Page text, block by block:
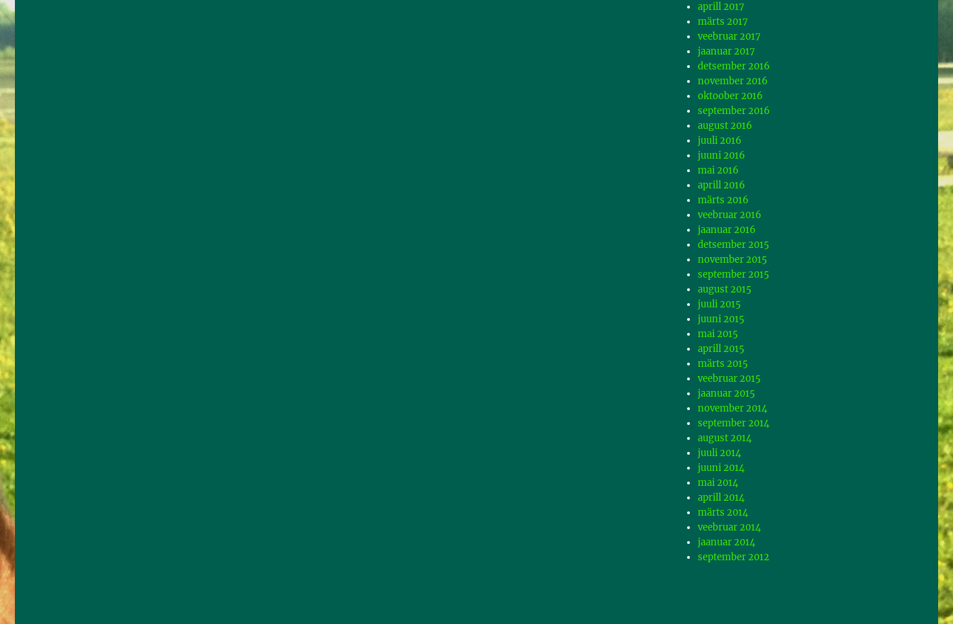
aprill 2017
märts 2017
veebruar 2017
jaanuar 2017
detsember 2016
november 2016
oktoober 2016
september 2016
august 2016
juuli 2016
juuni 2016
mai 2016
aprill 2016
märts 2016
veebruar 2016
jaanuar 2016
detsember 2015
november 2015
september 2015
august 2015
juuli 2015
juuni 2015
mai 2015
aprill 2015
märts 2015
veebruar 2015
jaanuar 2015
november 2014
september 2014
august 2014
juuli 2014
juuni 2014
mai 2014
aprill 2014
märts 2014
veebruar 2014
jaanuar 2014
september 2012